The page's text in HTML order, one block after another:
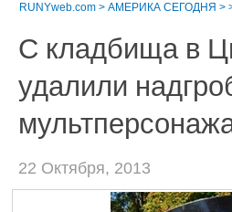
RUNYweb.com > АМЕРИКА СЕГОДНЯ >
С кладбища в
удалили
22 Октября, 2013